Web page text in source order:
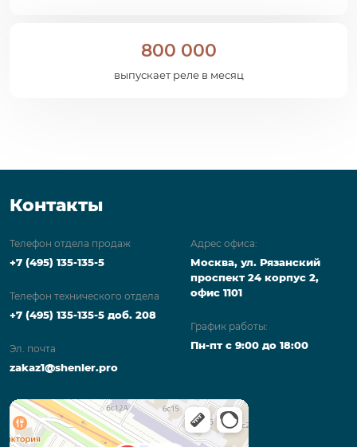
800 000
выпускает реле в месяц
Контакты
Телефон отдела продаж
+7 (495) 135-135-5
Телефон технического отдела
+7 (495) 135-135-5 доб. 208
Эл. почта
zakaz1@shenler.pro
Адрес офиса:
Москва, ул. Рязанский
проспект 24 корпус 2,
офис 1101
График работы:
Пн-пт с 9:00 до 18:00